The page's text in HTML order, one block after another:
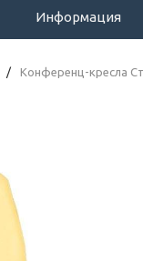
Информация
/ Конференц-кресла